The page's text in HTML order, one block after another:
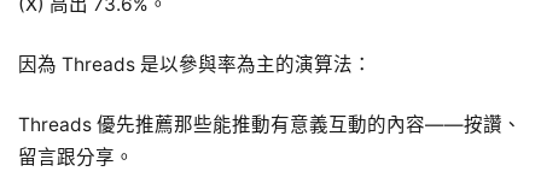
因為 Threads 是以參與率為主的演算法：
Threads 優先推薦那些能推動有意義互動的內容——按讚、
留言跟分享。